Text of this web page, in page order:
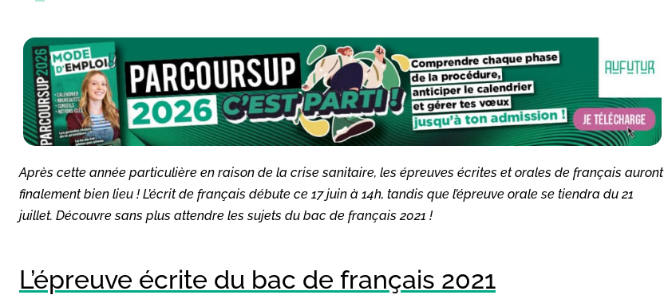
Après cette année particulière en raison de la crise sanitaire, les épreuves écrites et orales de français auront
finalement bien lieu ! L’écrit de français débute ce 17 juin à 14h, tandis que l’épreuve orale se tiendra du 21
juillet. Découvre sans plus attendre les sujets du bac de français 2021 !
L’épreuve écrite du bac de français 2021